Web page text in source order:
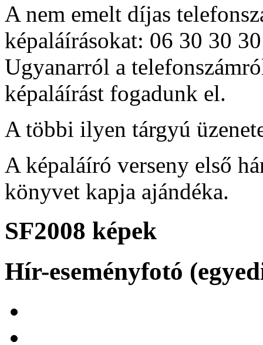
A nem emelt díjas
képaláírásokat: 06 30 30
Ugyanarról a
képaláírást fogadunk el.
A többi ilyen tárgyú
A képaláíró verseny első
könyvet kapja ajándéka.
SF2008 képek
Hír-eseményfotó